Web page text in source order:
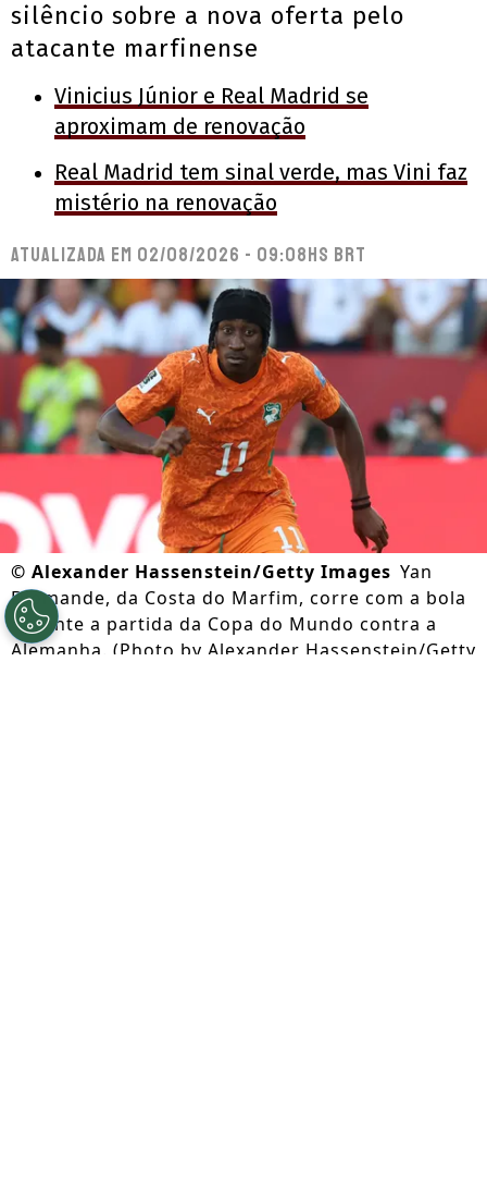
silêncio sobre a nova oferta pelo
atacante marfinense
Vinicius Júnior e Real Madrid se
aproximam de renovação
Real Madrid tem sinal verde, mas Vini faz
mistério na renovação
Atualizada em 02/08/2026 - 09:08hs BRT
© Alexander Hassenstein/Getty Images Yan
Diomande, da Costa do Marfim, corre com a bola
durante a partida da Copa do Mundo contra a
Alemanha. (Photo by Alexander Hassenstein/Getty